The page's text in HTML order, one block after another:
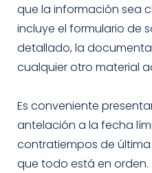
que la información sea
incluye el formulario de
detallado, la
cualquier otro material
Es conveniente
antelación a la fecha
contratiempos de
que todo está en orden.